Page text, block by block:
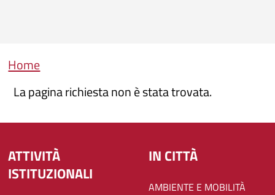
Briciole di pane
Home
La pagina richiesta non è stata trovata.
ATTIVITÀ
ISTITUZIONALI
IN CITTÀ
AMBIENTE E MOBILITÀ